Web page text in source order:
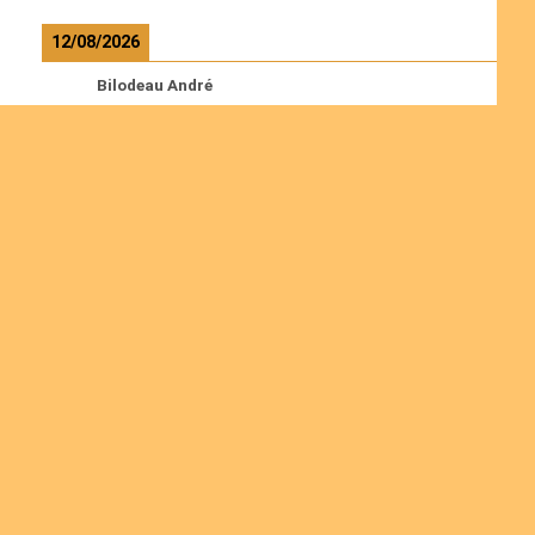
12/08/2026
Bilodeau André